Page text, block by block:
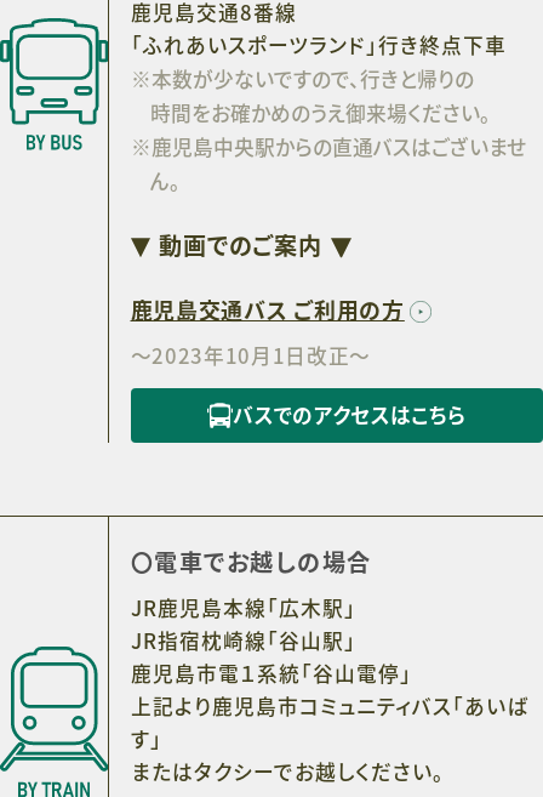
鹿児島交通8番線
「ふれあいスポーツランド」行き終点下車
※本数が少ないですので、行きと帰りの
時間をお確かめのうえ御来場ください。
※鹿児島中央駅からの直通バスはございませ
ん。
動画でのご案内
鹿児島交通バス ご利用の方
～2023年10月1日改正～
バスでのアクセスはこちら
電車でお越しの場合
JR鹿児島本線「広木駅」
JR指宿枕崎線「谷山駅」
鹿児島市電１系統「谷山電停」
上記より鹿児島市コミュニティバス「あいば
す」
またはタクシーでお越しください。